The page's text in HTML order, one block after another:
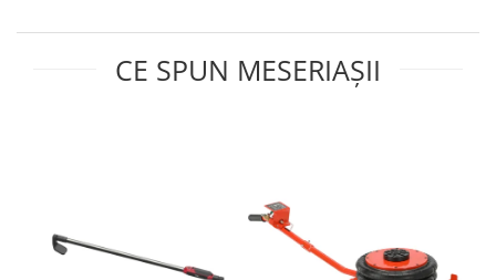
Rindele
Slefuitoare electrice
Chrysler
CE SPUN MESERIAȘII